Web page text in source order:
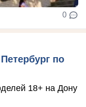
0
по
18+ на Дону